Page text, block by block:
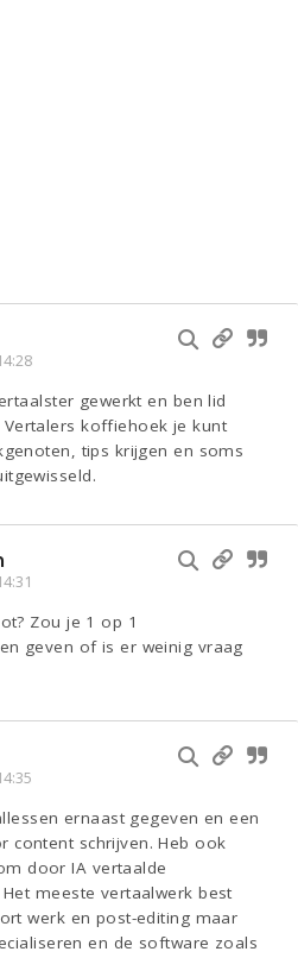
gewerkt en ben lid
koffiehoek je kunt
tips krijgen en soms
Zou je 1 op 1
geven of is er weinig vraag
ernaast gegeven en een
content schrijven. Heb ook
door IA vertaalde
meeste vertaalwerk best
werk en post-editing maar
en de software zoals